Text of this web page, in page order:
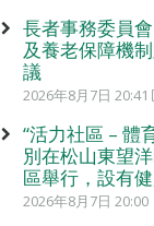
長者事務委員
及養老保障機
議
2026年8月7日 20:41
“活力社區 – 體
別在松山東望
區舉行，設有
2026年8月7日 20:00